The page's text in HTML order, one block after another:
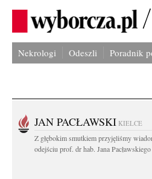
Nekrologi Odeszli Poradnik
JAN PACŁAWSKI KIELCE
Z głębokim smutkiem przyjęliśmy
odejściu prof. dr hab. Jana